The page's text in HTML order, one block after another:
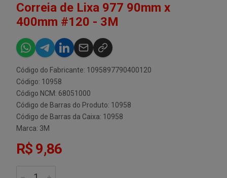
Correia de Lixa 977 90mm x
400mm #120 - 3M
Código do Fabricante: 1095897790400120
Código: 10958
Código NCM: 68051000
Código de Barras do Produto: 10958
Código de Barras da Caixa: 10958
Marca: 3M
R$ 9,86